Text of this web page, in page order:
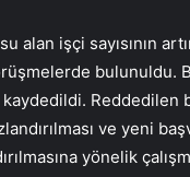
alan işçi sayısının
bulunuldu.
Reddedilen
ve yeni
yönelik